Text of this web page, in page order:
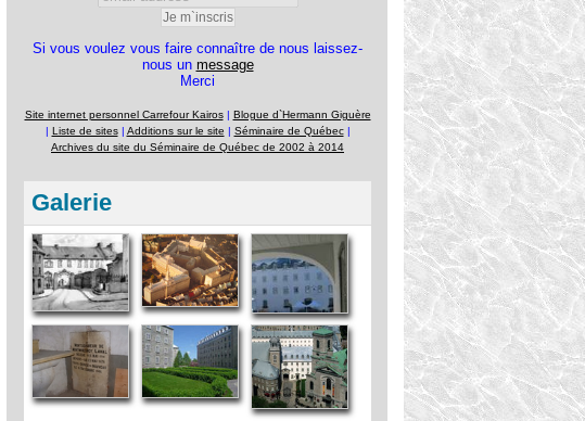
Si vous voulez vous faire connaître de nous laissez-
nous un message
Merci
Site internet personnel Carrefour Kairos| Blogue d`Hermann Giguère
| Liste de sites| Additions sur le site | Séminaire de Québec|
Archives du site du Séminaire de Québec de 2002 à 2014
Galerie